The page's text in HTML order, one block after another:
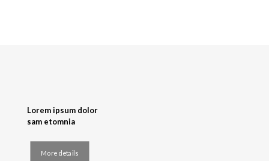
Lorem ipsum dolor
sam etomnia
More details